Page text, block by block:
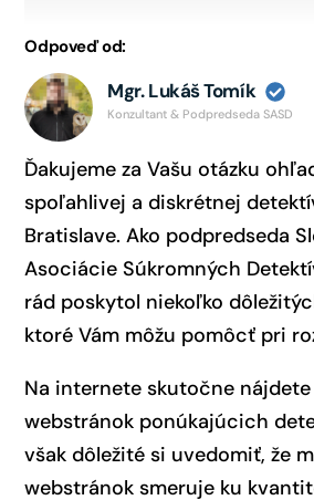
Odpoveď od:
Mgr. Lukáš Tomík
Konzultant & Podpredseda SASD
Ďakujeme za Vašu otázku
spoľahlivej a diskrétnej
Bratislave. Ako podpredseda
Asociácie Súkromných
rád poskytol niekoľko
ktoré Vám môžu pomôcť pri
Na internete skutočne
webstránok ponúkajúcich
však dôležité si uvedomiť, že
webstránok smeruje ku